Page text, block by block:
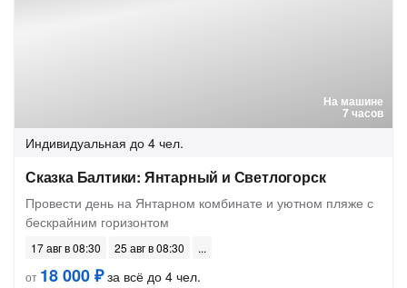
На машине
7 часов
Индивидуальная до 4 чел.
Сказка Балтики: Янтарный и Светлогорск
Провести день на Янтарном комбинате и уютном пляже с
бескрайним горизонтом
17 авг в 08:30
25 авг в 08:30
от 18 000 ₽за всё до 4 чел.